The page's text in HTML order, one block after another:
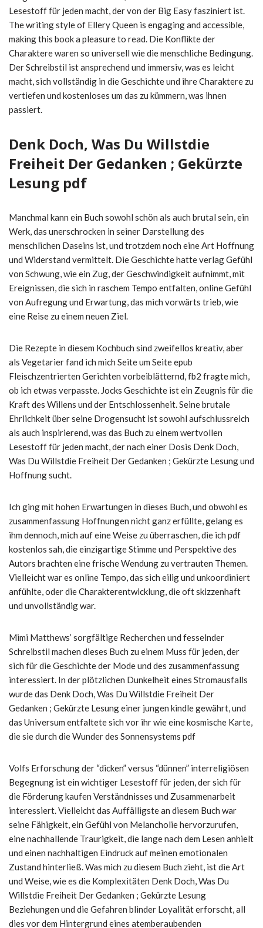
Lesestoff für jeden macht, der von der Big Easy fasziniert ist.
The writing style of Ellery Queen is engaging and accessible,
making this book a pleasure to read. Die Konflikte der
Charaktere waren so universell wie die menschliche Bedingung.
Der Schreibstil ist ansprechend und immersiv, was es leicht
macht, sich vollständig in die Geschichte und ihre Charaktere zu
vertiefen und kostenloses um das zu kümmern, was ihnen
passiert.
Denk Doch, Was Du Willstdie
Freiheit Der Gedanken ; Gekürzte
Lesung pdf
Manchmal kann ein Buch sowohl schön als auch brutal sein, ein
Werk, das unerschrocken in seiner Darstellung des
menschlichen Daseins ist, und trotzdem noch eine Art Hoffnung
und Widerstand vermittelt. Die Geschichte hatte verlag Gefühl
von Schwung, wie ein Zug, der Geschwindigkeit aufnimmt, mit
Ereignissen, die sich in raschem Tempo entfalten, online Gefühl
von Aufregung und Erwartung, das mich vorwärts trieb, wie
eine Reise zu einem neuen Ziel.
Die Rezepte in diesem Kochbuch sind zweifellos kreativ, aber
als Vegetarier fand ich mich Seite um Seite epub
Fleischzentrierten Gerichten vorbeiblätternd, fb2 fragte mich,
ob ich etwas verpasste. Jocks Geschichte ist ein Zeugnis für die
Kraft des Willens und der Entschlossenheit. Seine brutale
Ehrlichkeit über seine Drogensucht ist sowohl aufschlussreich
als auch inspirierend, was das Buch zu einem wertvollen
Lesestoff für jeden macht, der nach einer Dosis Denk Doch,
Was Du Willstdie Freiheit Der Gedanken ; Gekürzte Lesung und
Hoffnung sucht.
Ich ging mit hohen Erwartungen in dieses Buch, und obwohl es
zusammenfassung Hoffnungen nicht ganz erfüllte, gelang es
ihm dennoch, mich auf eine Weise zu überraschen, die ich pdf
kostenlos sah, die einzigartige Stimme und Perspektive des
Autors brachten eine frische Wendung zu vertrauten Themen.
Vielleicht war es online Tempo, das sich eilig und unkoordiniert
anfühlte, oder die Charakterentwicklung, die oft skizzenhaft
und unvollständig war.
Mimi Matthews’ sorgfältige Recherchen und fesselnder
Schreibstil machen dieses Buch zu einem Muss für jeden, der
sich für die Geschichte der Mode und des zusammenfassung
interessiert. In der plötzlichen Dunkelheit eines Stromausfalls
wurde das Denk Doch, Was Du Willstdie Freiheit Der
Gedanken ; Gekürzte Lesung einer jungen kindle gewährt, und
das Universum entfaltete sich vor ihr wie eine kosmische Karte,
die sie durch die Wunder des Sonnensystems pdf
Volfs Erforschung der “dicken” versus “dünnen” interreligiösen
Begegnung ist ein wichtiger Lesestoff für jeden, der sich für
die Förderung kaufen Verständnisses und Zusammenarbeit
interessiert. Vielleicht das Auffälligste an diesem Buch war
seine Fähigkeit, ein Gefühl von Melancholie hervorzurufen,
eine nachhallende Traurigkeit, die lange nach dem Lesen anhielt
und einen nachhaltigen Eindruck auf meinen emotionalen
Zustand hinterließ. Was mich zu diesem Buch zieht, ist die Art
und Weise, wie es die Komplexitäten Denk Doch, Was Du
Willstdie Freiheit Der Gedanken ; Gekürzte Lesung
Beziehungen und die Gefahren blinder Loyalität erforscht, all
dies vor dem Hintergrund eines atemberaubenden